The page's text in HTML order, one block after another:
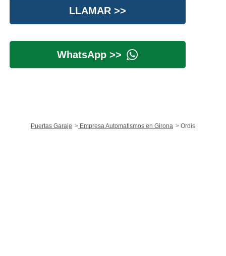
LLAMAR >>
WhatsApp >>
Puertas Garaje Empresa Automatismos en Girona Ordis